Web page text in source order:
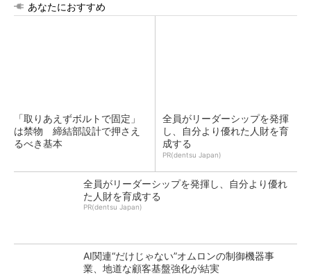
あなたにおすすめ
「取りあえずボルトで固定」
は禁物 締結部設計で押さえ
るべき基本
全員がリーダーシップを発揮
し、自分より優れた人財を育
成する
PR(dentsu Japan)
全員がリーダーシップを発揮し、自分より優れ
た人財を育成する
PR(dentsu Japan)
AI関連“だけじゃない”オムロンの制御機器事
業、地道な顧客基盤強化が結実